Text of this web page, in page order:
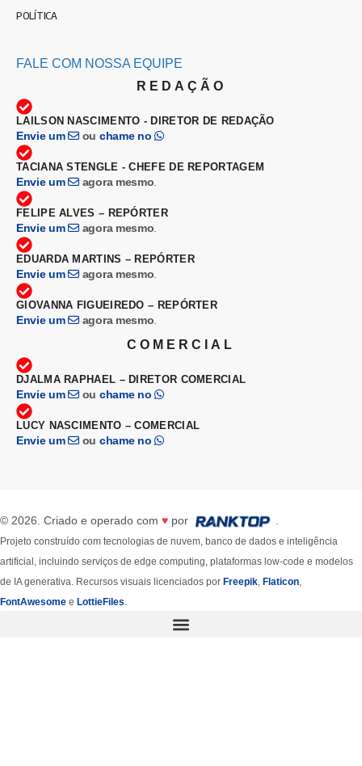
POLÍTICA
FALE COM NOSSA EQUIPE
REDAÇÃO
LAILSON NASCIMENTO - DIRETOR DE REDAÇÃO
Envie um ou chame no
TACIANA STENGLE - CHEFE DE REPORTAGEM
Envie um agora mesmo
FELIPE ALVES – REPÓRTER
Envie um agora mesmo
EDUARDA MARTINS – REPÓRTER
Envie um agora mesmo
GIOVANNA FIGUEIREDO – REPÓRTER
Envie um agora mesmo
COMERCIAL
DJALMA RAPHAEL – DIRETOR COMERCIAL
Envie um ou chame no
LUCY NASCIMENTO – COMERCIAL
Envie um ou chame no
© 2026. Criado e operado com ♥ por
Projeto construído com tecnologias de nuvem, banco de dados e inteligência
artificial, incluindo serviços de edge computing, plataformas low-code e modelos
de IA generativa. Recursos visuais licenciados por Freepik, Flaticon,
FontAwesome e LottieFiles.